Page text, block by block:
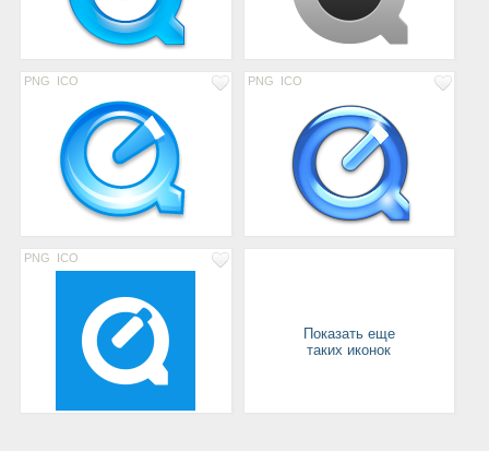
PNG ICO PNG ICO
PNG ICO
Показать еще
таких иконок